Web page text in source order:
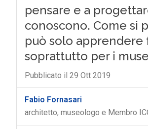
pensare e a
conoscono. Come si
può solo apprendere
soprattutto per i
Pubblicato il 29 Ott 2019
Fabio Fornasari
architetto, museologo e Membro